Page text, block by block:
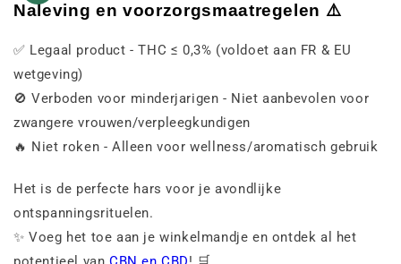
Naleving en voorzorgsmaatregelen ⚠️
✅ Legaal product - THC ≤ 0,3% (voldoet aan FR & EU
wetgeving)
🚫 Verboden voor minderjarigen - Niet aanbevolen voor
zwangere vrouwen/verpleegkundigen
🔥 Niet roken - Alleen voor wellness/aromatisch gebruik
Het is de perfecte hars voor je avondlijke
ontspanningsrituelen.
✨ Voeg het toe aan je winkelmandje en ontdek al het